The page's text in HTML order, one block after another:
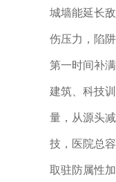
城墙能延长
伤压力，陷
第一时间补
建筑、科技
量，从源头
技，医院总
取驻防属性